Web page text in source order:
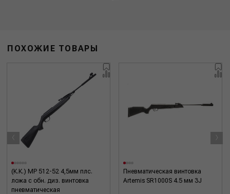
ПОХОЖИЕ ТОВАРЫ
(К.К.) МР 512-52 4,5мм плс.
ложа с обн. диз. винтовка
пневматическая
Пневматическая винтовка
Artemis SR1000S 4.5 мм 3J
‹ ›